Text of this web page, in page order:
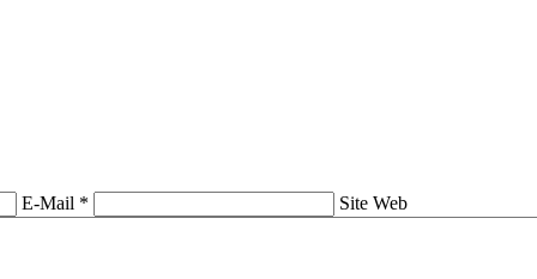
E-Mail * Site Web